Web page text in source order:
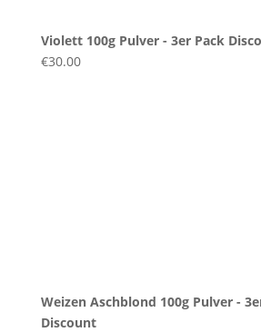
Violett 100g Pulver - 3er Pack
€30.00
Weizen Aschblond 100g Pulver -
Discount